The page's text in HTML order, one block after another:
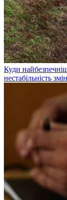
Куди
нестабільність